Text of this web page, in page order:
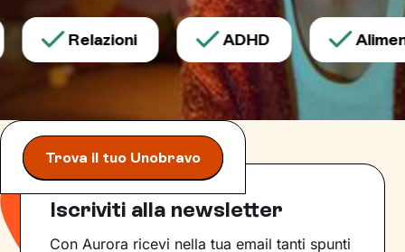
Relazioni ADHD
Trova il tuo Unobravo
Iscriviti alla newsletter
Con Aurora ricevi nella tua email tanti spunti